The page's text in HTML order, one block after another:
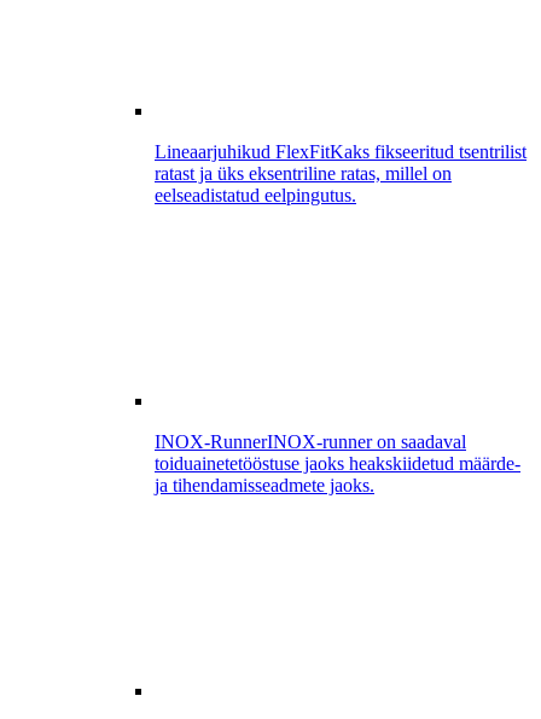
Lineaarjuhikud FlexFitKaks fikseeritud tsentrilist
ratast ja üks eksentriline ratas, millel on
eelseadistatud eelpingutus.
INOX-RunnerINOX-runner on saadaval
toiduainetetööstuse jaoks heakskiidetud määrde-
ja tihendamisseadmete jaoks.